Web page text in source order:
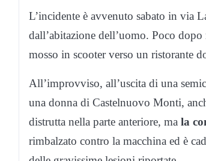
L’incidente è avvenuto sabato in via
dall’abitazione dell’uomo. Poco
mosso in scooter verso un ristorante
All’improvviso, all’uscita di una
una donna di Castelnuovo Monti,
distrutta nella parte anteriore, ma la
rimbalzato contro la macchina ed è